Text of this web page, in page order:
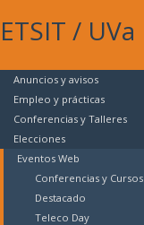
ETSIT / UVa
Anuncios y avisos
Empleo y prácticas
Conferencias y Talleres
Elecciones
Eventos Web
Conferencias y Cursos
Destacado
Teleco Day